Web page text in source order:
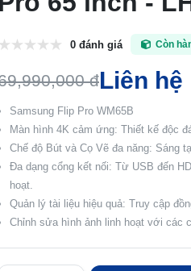
0 đánh giá Còn
đLiên hệ
Samsung Flip Pro WM65B
Màn hình 4K cảm ứng: Thiết kế độc
Chế độ Bút và Cọ Vẽ đa năng: Sáng
Đa dạng cổng kết nối: Từ USB đến
hoạt.
Quản lý tài liệu hiệu quả: Truy cập
Chỉnh sửa hình ảnh linh hoạt với các